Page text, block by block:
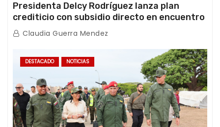
Presidenta Delcy Rodríguez lanza plan
crediticio con subsidio directo en encuentro
con Juntas de Condominio
Claudia Guerra Mendez
DESTACADO NOTICIAS